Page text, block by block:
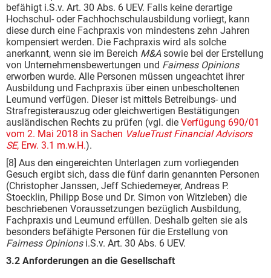
befähigt i.S.v. Art. 30 Abs. 6 UEV. Falls keine derartige
Hochschul- oder Fachhochschulausbildung vorliegt, kann
diese durch eine Fachpraxis von mindestens zehn Jahren
kompensiert werden. Die Fachpraxis wird als solche
anerkannt, wenn sie im Bereich M&Asowie bei der Erstellung
von Unternehmensbewertungen und Fairness Opinions
erworben wurde. Alle Personen müssen ungeachtet ihrer
Ausbildung und Fachpraxis über einen unbescholtenen
Leumund verfügen. Dieser ist mittels Betreibungs- und
Strafregisterauszug oder gleichwertigen Bestätigungen
ausländischen Rechts zu prüfen (vgl. die Verfügung 690/01
vom 2. Mai 2018 in Sachen ValueTrust Financial Advisors
SE, Erw. 3.1 m.w.H.).
[8] Aus den eingereichten Unterlagen zum vorliegenden
Gesuch ergibt sich, dass die fünf darin genannten Personen
(Christopher Janssen, Jeff Schiedemeyer, Andreas P.
Stoecklin, Philipp Bose und Dr. Simon von Witzleben) die
beschriebenen Voraussetzungen bezüglich Ausbildung,
Fachpraxis und Leumund erfüllen. Deshalb gelten sie als
besonders befähigte Personen für die Erstellung von
Fairness Opinionsi.S.v. Art. 30 Abs. 6 UEV.
3.2 Anforderungen an die Gesellschaft